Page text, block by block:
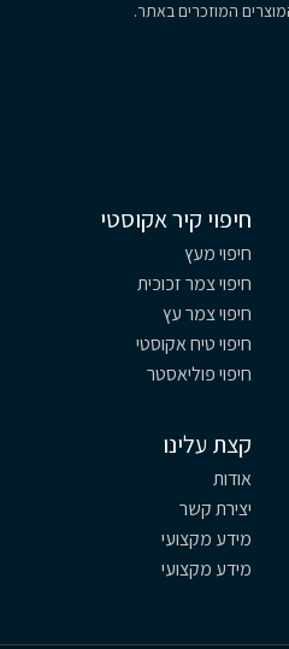
המוזכרים באתר.
חיפוי קיר אקוסטי
חיפוי מעץ
חיפוי צמר זכוכית
חיפוי צמר עץ
חיפוי טיח אקוסטי
חיפוי פוליאסטר
קצת עלינו
אודות
יצירת קשר
מידע מקצועי
מידע מקצועי